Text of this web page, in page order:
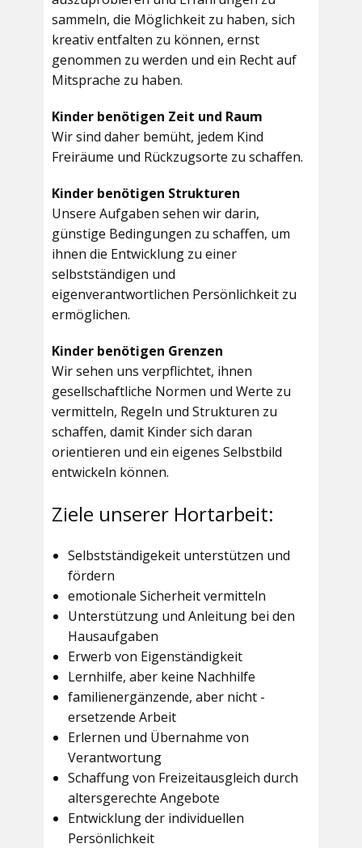
sammeln, die Möglichkeit zu haben, sich
kreativ entfalten zu können, ernst
genommen zu werden und ein Recht auf
Mitsprache zu haben.
Kinder benötigen Zeit und Raum
Wir sind daher bemüht, jedem Kind
Freiräume und Rückzugsorte zu schaffen.
Kinder benötigen Strukturen
Unsere Aufgaben sehen wir darin,
günstige Bedingungen zu schaffen, um
ihnen die Entwicklung zu einer
selbstständigen und
eigenverantwortlichen Persönlichkeit zu
ermöglichen.
Kinder benötigen Grenzen
Wir sehen uns verpflichtet, ihnen
gesellschaftliche Normen und Werte zu
vermitteln, Regeln und Strukturen zu
schaffen, damit Kinder sich daran
orientieren und ein eigenes Selbstbild
entwickeln können.
Ziele unserer Hortarbeit:
Selbstständigekeit unterstützen und
fördern
emotionale Sicherheit vermitteln
Unterstützung und Anleitung bei den
Hausaufgaben
Erwerb von Eigenständigkeit
Lernhilfe, aber keine Nachhilfe
familienergänzende, aber nicht -
ersetzende Arbeit
Erlernen und Übernahme von
Verantwortung
Schaffung von Freizeitausgleich durch
altersgerechte Angebote
Entwicklung der individuellen
Persönlichkeit